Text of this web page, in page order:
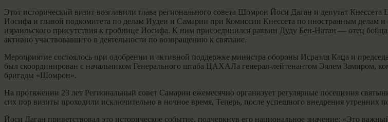
Этот исторический визит возглавили глава регионального совета Шомрон Йоси Даган и депутат
Иосифа и главой подкомитета по делам Иудеи и Самарии при Комиссии Кнессета по иностранным делам
израильского присутствия к гробнице Иосифа. К ним присоединился раввин Дуду Бен-Натан — отец
активно участвовавшего в деятельности по возвращению к святыне.
Мероприятие состоялось при одобрении и активной поддержке министра обороны Исраэля Каца и
был скоординирован с начальником Генерального штаба ЦАХАЛа генерал-лейтенантом Эялем
бригады «Шомрон».
На протяжении 23 лет Региональный совет Самарии ежемесячно организует регулярные посещения
сих пор визиты проходили исключительно в ночное время. Теперь, после успешного внедрения
Йоси Даган приветствовал это историческое событие, подчеркнув его национальное значение: «Это